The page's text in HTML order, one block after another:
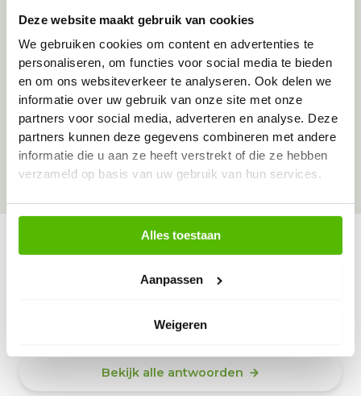
Deze website maakt gebruik van cookies
We gebruiken cookies om content en advertenties te
personaliseren, om functies voor social media te bieden
en om ons websiteverkeer te analyseren. Ook delen we
informatie over uw gebruik van onze site met onze
partners voor social media, adverteren en analyse. Deze
partners kunnen deze gegevens combineren met andere
informatie die u aan ze heeft verstrekt of die ze hebben
verzameld op basis van uw gebruik van hun services.
Alles toestaan
Aanpassen
Weigeren
Inzameldoel
Door bij Expert Surhuisterveen in te leveren,
steunt u: CLINICLOWNS
Over onze goede doelen
Bekijk alle antwoorden